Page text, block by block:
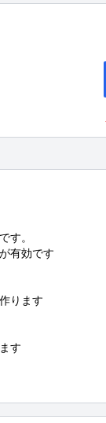
す。
有効です
ります
す